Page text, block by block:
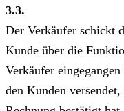
3.3.
Der Verkäufer schickt
Kunde über die
Verkäufer
den Kunden